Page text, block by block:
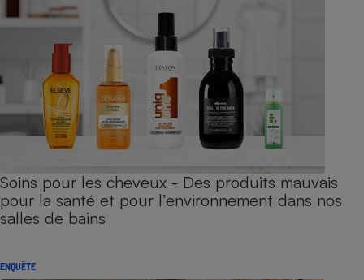
Soins pour les cheveux - Des produits mauvais
pour la santé et pour l’environnement dans nos
salles de bains
ENQUÊTE